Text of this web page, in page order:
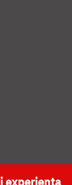
experiența